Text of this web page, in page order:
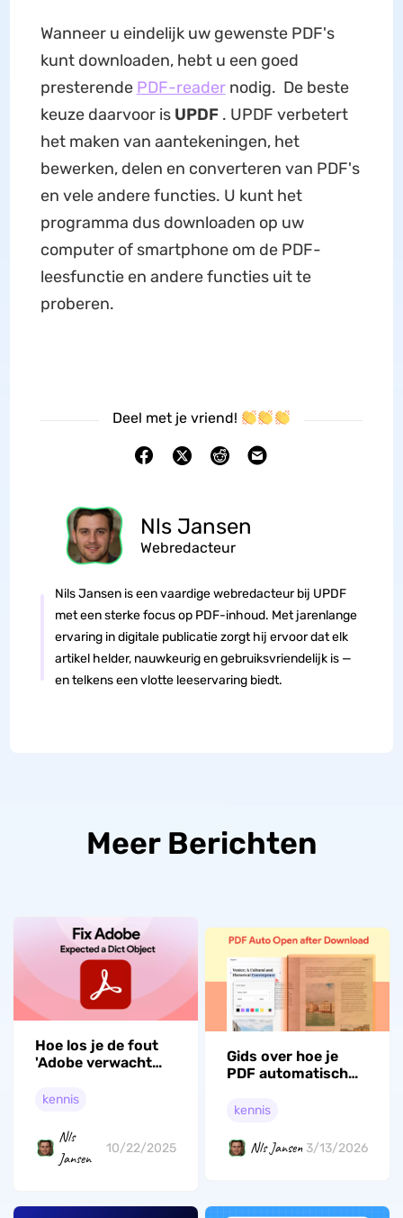
Wanneer u eindelijk uw gewenste PDF's
kunt downloaden, hebt u een goed
presterende PDF-readernodig. De beste
keuze daarvoor is UPDF. UPDF verbetert
het maken van aantekeningen, het
bewerken, delen en converteren van PDF's
en vele andere functies. U kunt het
programma dus downloaden op uw
computer of smartphone om de PDF-
leesfunctie en andere functies uit te
proberen.
Deel met je vriend!
Nls Jansen
Webredacteur
Nils Jansen is een vaardige webredacteur bij UPDF
met een sterke focus op PDF-inhoud. Met jarenlange
ervaring in digitale publicatie zorgt hij ervoor dat elk
artikel helder, nauwkeurig en gebruiksvriendelijk is —
en telkens een vlotte leeservaring biedt.
Meer Berichten
Hoe los je de fout
'Adobe verwacht
op? 6 effectieve
kennis
Nls
Jansen
10/22/2025
Gids over hoe je
PDF automatisch
uit te schakelen
kennis
Nls Jansen 3/13/2026